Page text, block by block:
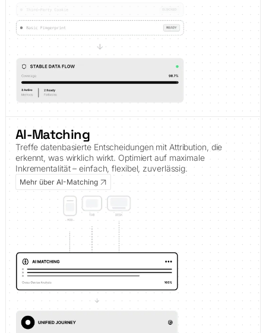
AI-Matching
Treffe datenbasierte Entscheidungen mit Attribution, die
erkennt, was wirklich wirkt. Optimiert auf maximale
Inkrementalität – einfach, flexibel, zuverlässig.
Mehr über AI-Matching